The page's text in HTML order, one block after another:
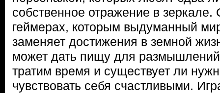
собственное отражение в зеркале.
геймерах, которым выдуманный
заменяет достижения в земной
может дать пищу для
тратим время и существует ли
чувствовать себя счастливыми.